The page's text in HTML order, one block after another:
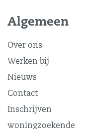
Algemeen
Over ons
Werken bij
Nieuws
Contact
Inschrijven
woningzoekende